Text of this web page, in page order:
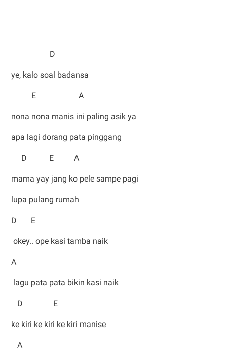
D
ye, kalo soal badansa
E A
nona nona manis ini paling asik ya
apa lagi dorang pata pinggang
D E A
mama yay jang ko pele sampe pagi
lupa pulang rumah
D E
okey.. ope kasi tamba naik
A
lagu pata pata bikin kasi naik
D E
ke kiri ke kiri ke kiri manise
A